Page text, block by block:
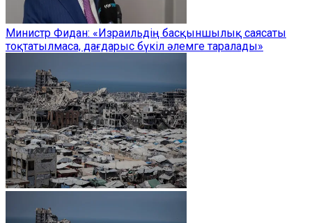
Министр Фидан: «Израильдің басқыншылық саясаты
тоқтатылмаса, дағдарыс бүкіл әлемге таралады»